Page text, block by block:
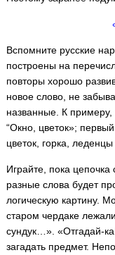
Вспомните русские
построены на
повторы хорошо
новое слово, не
названные. К примеру,
“Окно, цветок»;
цветок, горка, леденцы
Играйте, пока
разные слова будет
логическую картину.
старом чердаке
сундук…». «Отгадай-
загадать предмет.